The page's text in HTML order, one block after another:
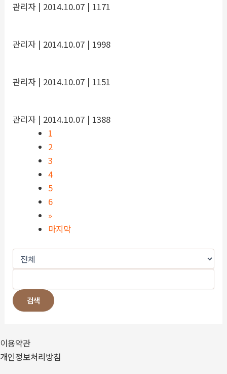
관리자 | 2014.10.07 | 1171
관리자 | 2014.10.07 | 1998
관리자 | 2014.10.07 | 1151
관리자 | 2014.10.07 | 1388
1
2
3
4
5
6
»
마지막
검색
이용약관
개인정보처리방침